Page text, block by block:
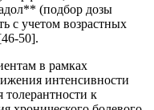
(подбор дозы
с учетом возрастных
50].
в рамках
интенсивности
к